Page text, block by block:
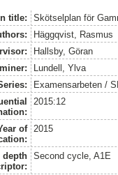
title:
Skötselplan för
Häggqvist, Rasmus
Hallsby, Göran
Lundell, Ylva
Examensarbeten /
2015:12
of
2015
depth
Second cycle, A1E